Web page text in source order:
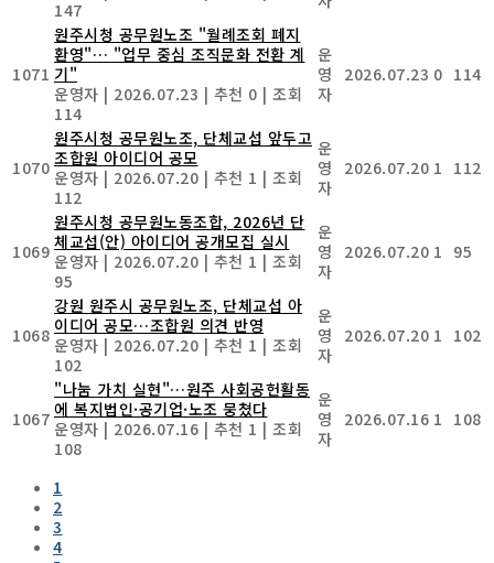
147
1071
원주시청 공무원노조 "월례조회 폐지
환영"… "업무 중심 조직문화 전환 계
기"
운영자 | 2026.07.23 | 추천 0 | 조회
114
운
영
자
2026.07.23 0 114
1070
원주시청 공무원노조, 단체교섭 앞두고
조합원 아이디어 공모
운영자 | 2026.07.20 | 추천 1 | 조회
112
운
영
자
2026.07.20 1 112
1069
원주시청 공무원노동조합, 2026년 단
체교섭(안) 아이디어 공개모집 실시
운영자 | 2026.07.20 | 추천 1 | 조회
95
운
영
자
2026.07.20 1 95
1068
강원 원주시 공무원노조, 단체교섭 아
이디어 공모…조합원 의견 반영
운영자 | 2026.07.20 | 추천 1 | 조회
102
운
영
자
2026.07.20 1 102
1067
"나눔 가치 실현"…원주 사회공헌활동
에 복지법인·공기업·노조 뭉쳤다
운영자 | 2026.07.16 | 추천 1 | 조회
108
운
영
자
2026.07.16 1 108
1
2
3
4